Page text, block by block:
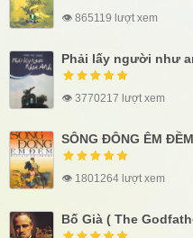
👁 865119 lượt xem
Phải lấy người như
👁 3770217 lượt xem
SÔNG ĐÔNG ÊM ĐỀM
👁 1801264 lượt xem
Bố Già ( The